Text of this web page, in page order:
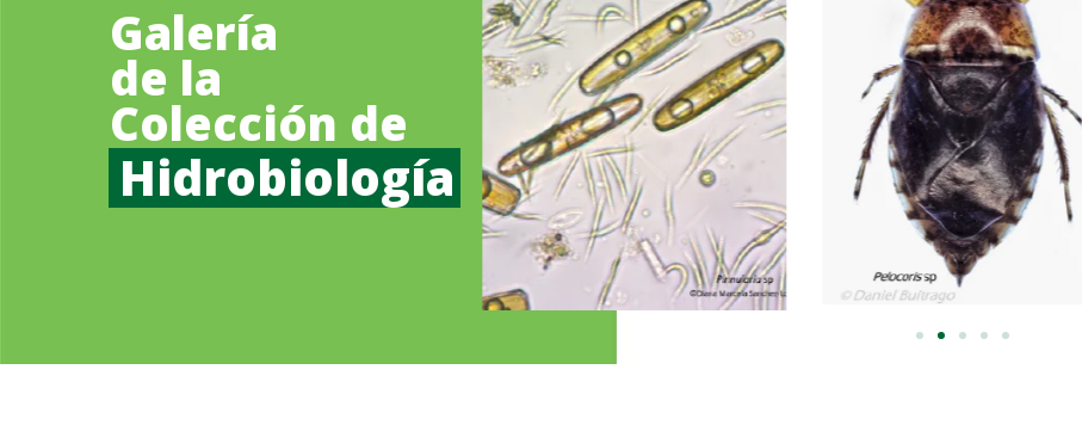
Galería
de la
Colección de
Hidrobiología